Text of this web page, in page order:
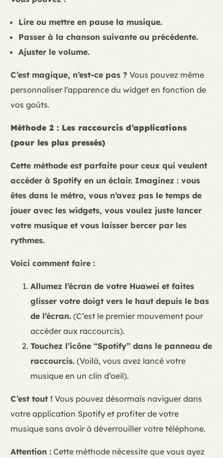
Lire ou mettre en pause la musique.
Passer à la chanson suivante ou précédente.
Ajuster le volume.
C’est magique, n’est-ce pas ? Vous pouvez même
personnaliser l’apparence du widget en fonction de
vos goûts.
Méthode 2 : Les raccourcis d’applications
(pour les plus pressés)
Cette méthode est parfaite pour ceux qui veulent
accéder à Spotify en un éclair. Imaginez : vous
êtes dans le métro, vous n’avez pas le temps de
jouer avec les widgets, vous voulez juste lancer
votre musique et vous laisser bercer par les
rythmes.
Voici comment faire :
Allumez l’écran de votre Huawei et faites
glisser votre doigt vers le haut depuis le bas
de l’écran. (C’est le premier mouvement pour
accéder aux raccourcis).
Touchez l’icône “Spotify” dans le panneau de
raccourcis. (Voilà, vous avez lancé votre
musique en un clin d’oeil).
C’est tout ! Vous pouvez désormais naviguer dans
votre application Spotify et profiter de votre
musique sans avoir à déverrouiller votre téléphone.
Attention : Cette méthode nécessite que vous ayez